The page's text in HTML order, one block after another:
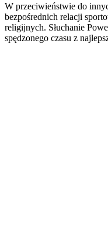
W przeciwieństwie do
bezpośrednich relacji
religijnych. Słuchanie
spędzonego czasu z